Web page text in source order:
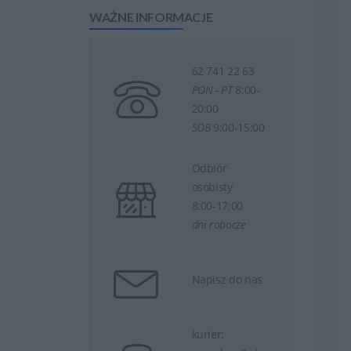
WAŻNE INFORMACJE
62 741 22 63
PON - PT8:00-
20:00
SOB9:00-15:00
Odbiór
osobisty
8:00-17:00
dni robocze
Napisz do nas
kurier: